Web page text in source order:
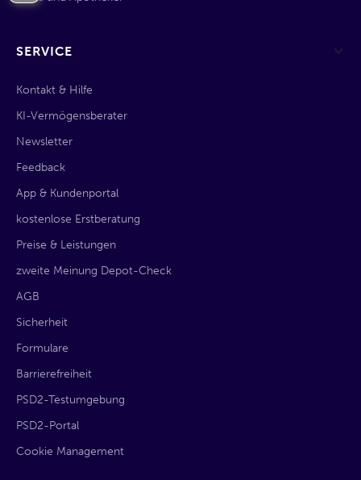
SERVICE
Kontakt & Hilfe
KI-Vermögensberater
Newsletter
Feedback
App & Kundenportal
kostenlose Erstberatung
Preise & Leistungen
zweite Meinung Depot-Check
AGB
Sicherheit
Formulare
Barrierefreiheit
PSD2-Testumgebung
PSD2-Portal
Cookie Management